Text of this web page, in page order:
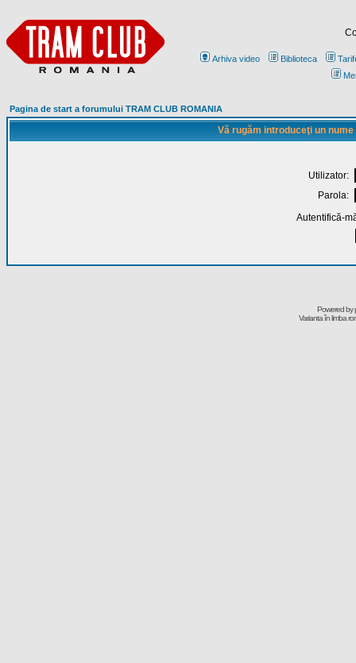
Arhiva video Biblioteca
Pagina de start a forumului TRAM CLUB ROMANIA
Vă rugăm introduceţi un
Utilizator:
Parola:
Autentifică-
Powered by
Varianta în limba